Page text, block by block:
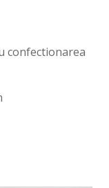
confectionarea